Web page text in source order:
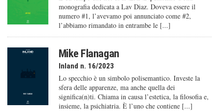
monografia dedicata a Lav Diaz. Doveva essere il
numero #1, l’avevamo poi annunciato come #2,
l’abbiamo rimandato in entrambe le [...]
Mike Flanagan
Inland n. 16/2023
Lo specchio è un simbolo polisemantico. Investe la
sfera delle apparenze, ma anche quella dei
significa(n)ti. Chiama in causa l’estetica, la filosofia e,
insieme, la psichiatria. È l’uno che contiene [...]